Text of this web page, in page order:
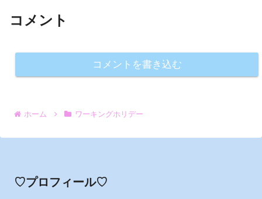
コメント
コメントを書き込む
ホーム ワーキングホリデー
♡プロフィール♡